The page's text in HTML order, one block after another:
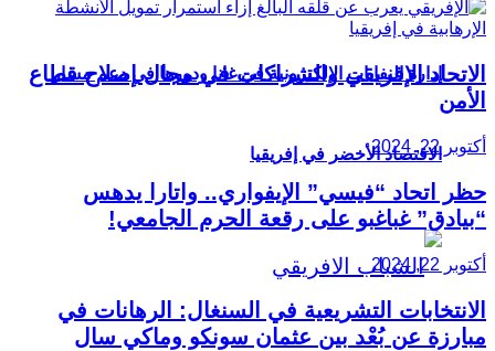
إدارة النفايات الإلكترونية في غانا ودورها في دعم مسار
الاقتصاد الأخضر في إفريقيا
الاتحاد الإفريقي والشراكات في مجال إصلاح قطاع
الأمن
أكتوبر 22, 2024
حظر اتحاد “فيسي” الإيفواري.. واتارا يدهس
“بيادق” غباغبو على رقعة الحرم الجامعي!
أكتوبر 22, 2024
الانتخابات التشريعية في السنغال: الرهانات في
مبارزة عن بُعْد بين عثمان سونكو وماكي سال